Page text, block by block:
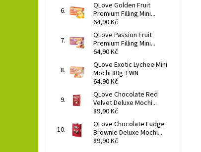
QLove Golden Fruit
Premium Filling Mini...
64,90 Kč
QLove Passion Fruit
Premium Filling Mini...
64,90 Kč
QLove Exotic Lychee Mini
Mochi 80g TWN
64,90 Kč
QLove Chocolate Red
Velvet Deluxe Mochi...
89,90 Kč
QLove Chocolate Fudge
Brownie Deluxe Mochi...
89,90 Kč